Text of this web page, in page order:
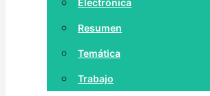
Electrónica
Resumen
Temática
Trabajo